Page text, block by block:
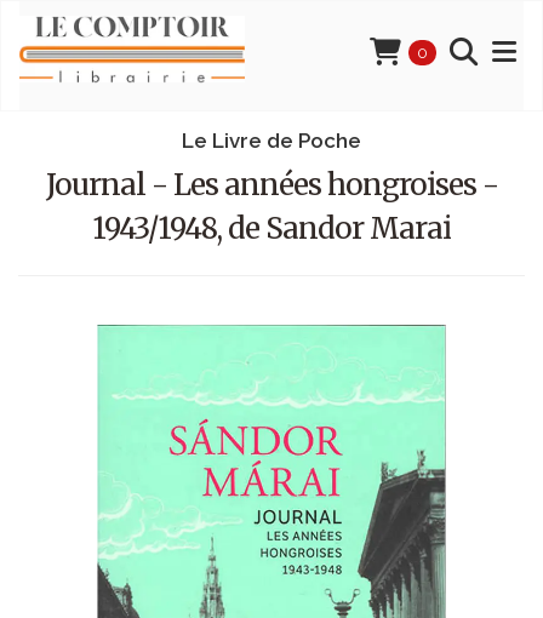
0
Le Livre de Poche
Journal - Les années hongroises -
1943/1948, de Sandor Marai